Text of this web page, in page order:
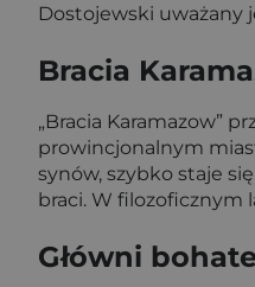
Dostojewski uważany
Bracia
„Bracia Karamazow”
prowincjonalnym
synów, szybko staje
braci. W filozoficznym
Główni